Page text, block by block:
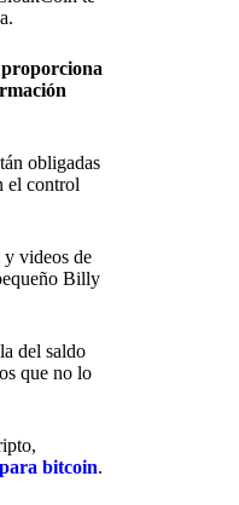
obligadas
el control
y videos de
Billy
del saldo
que no lo
bitcoin.